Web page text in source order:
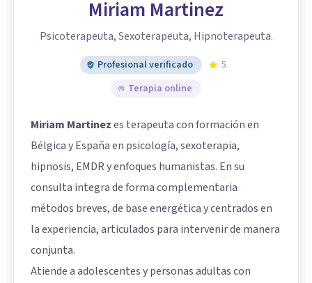
Miriam Martinez
Psicoterapeuta, Sexoterapeuta, Hipnoterapeuta.
Profesional verificado
5
Terapia online
Miriam Martinezes terapeuta con formación en
Bélgica y España en psicología, sexoterapia,
hipnosis, EMDR y enfoques humanistas. En su
consulta integra de forma complementaria
métodos breves, de base energética y centrados en
la experiencia, articulados para intervenir de manera
conjunta.
Atiende a adolescentes y personas adultas con